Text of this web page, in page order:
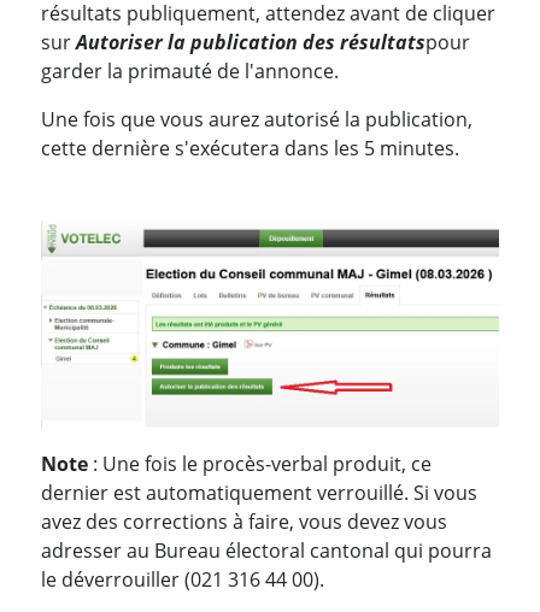
résultats publiquement, attendez avant de cliquer
surAutoriser la publication des résultatspour
garder la primauté de l'annonce.
Une fois que vous aurez autorisé la publication,
cette dernière s'exécutera dans les 5 minutes.
Note : Une fois le procès-verbal produit, ce
dernier est automatiquement verrouillé. Si vous
avez des corrections à faire, vous devez vous
adresser au Bureau électoral cantonal qui pourra
le déverrouiller (021 316 44 00).